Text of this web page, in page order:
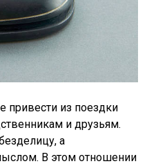
привести из поездки
и друзьям.
а
В этом отношении